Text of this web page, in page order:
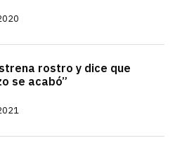
rostro y dice que
se acabó”